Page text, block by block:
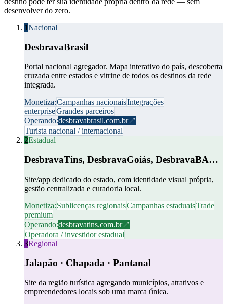
desenvolver do zero.
1Nacional
DesbravaBrasil
Portal nacional agregador. Mapa interativo do país, descoberta
cruzada entre estados e vitrine de todos os destinos da rede
integrada.
Monetiza:Campanhas nacionaisIntegrações
enterpriseGrandes parceiros
Operando:desbravabrasil.com.br↗
Turista nacional / internacional
2Estadual
DesbravaTins, DesbravaGoiás, DesbravaBA…
Site/app dedicado do estado, com identidade visual própria,
gestão centralizada e curadoria local.
Monetiza:Sublicenças regionaisCampanhas estaduaisTrade
premium
Operando:desbravatins.com.br↗
Operadora / investidor estadual
3Regional
Jalapão · Chapada · Pantanal
Site da região turística agregando municípios, atrativos e
empreendedores locais sob uma marca única.